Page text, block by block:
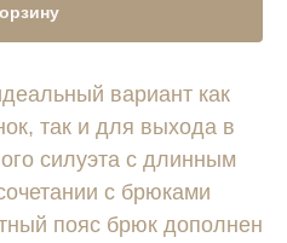
вариант как
так и для выхода в
силуэта с длинным
с брюками
пояс брюк дополнен